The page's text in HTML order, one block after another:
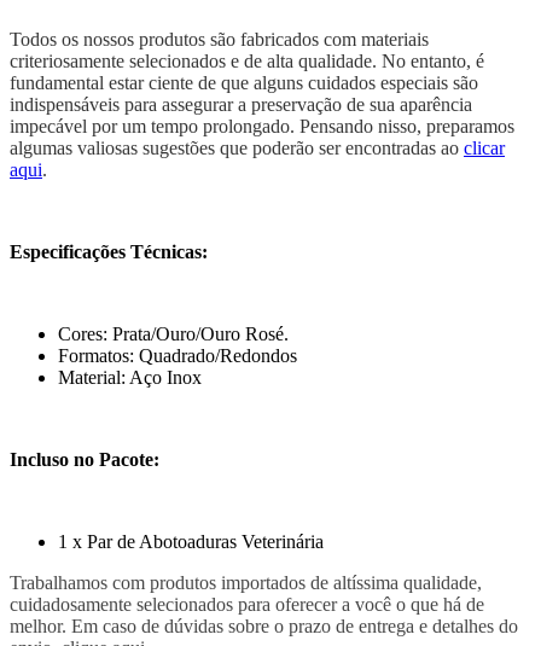
Todos os nossos produtos são fabricados com materiais
criteriosamente selecionados e de alta qualidade. No entanto, é
fundamental estar ciente de que alguns cuidados especiais são
indispensáveis para assegurar a preservação de sua aparência
impecável por um tempo prolongado. Pensando nisso, preparamos
algumas valiosas sugestões que poderão ser encontradas ao clicar
aqui.
Especificações Técnicas:
Cores: Prata/Ouro/Ouro Rosé.
Formatos: Quadrado/Redondos
Material: Aço Inox
Incluso no Pacote:
1 x Par de Abotoaduras Veterinária
Trabalhamos com produtos importados de altíssima qualidade,
cuidadosamente selecionados para oferecer a você o que há de
melhor. Em caso de dúvidas sobre o prazo de entrega e detalhes do